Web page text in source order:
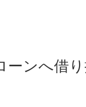
ーンへ借